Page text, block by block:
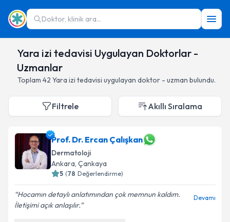
Doktor, klinik ara...
Yara izi tedavisi Uygulayan Doktorlar -
Uzmanlar
Toplam 42 Yara izi tedavisi uygulayan doktor - uzman bulundu.
Filtrele Akıllı Sıralama
Prof. Dr. Ercan Çalışkan
Dermatoloji
Ankara, Çankaya
5 (78 Değerlendirme)
Hocamın detaylı anlatımından çok memnun kaldım.
İletişimi açık anlaşılır.
Devamı